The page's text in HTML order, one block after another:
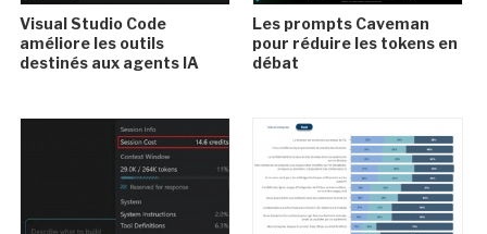
Visual Studio Code
améliore les outils
destinés aux agents IA
Les prompts Caveman
pour réduire les tokens en
débat